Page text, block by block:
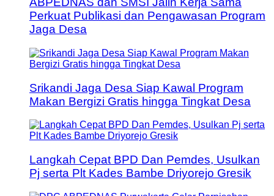
Perkuat Publikasi dan Pengawasan Program
Jaga Desa
Srikandi Jaga Desa Siap Kawal Program
Makan Bergizi Gratis hingga Tingkat Desa
Langkah Cepat BPD Dan Pemdes, Usulkan
Pj serta Plt Kades Bambe Driyorejo Gresik